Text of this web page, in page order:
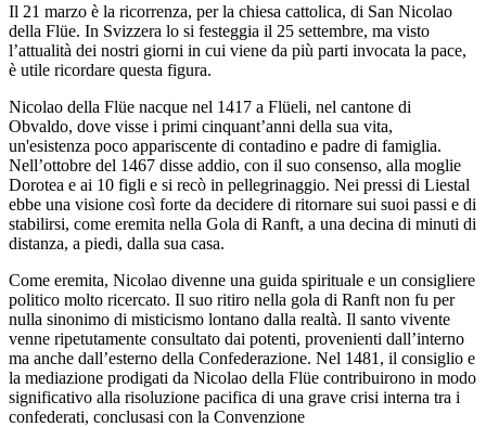
Il 21 marzo è la ricorrenza, per la chiesa cattolica, di San Nicolao
della Flüe. In Svizzera lo si festeggia il 25 settembre, ma visto
l’attualità dei nostri giorni in cui viene da più parti invocata la pace,
è utile ricordare questa figura.
Nicolao della Flüe nacque nel 1417 a Flüeli, nel cantone di
Obvaldo, dove visse i primi cinquant’anni della sua vita,
un'esistenza poco appariscente di contadino e padre di famiglia.
Nell’ottobre del 1467 disse addio, con il suo consenso, alla moglie
Dorotea e ai 10 figli e si recò in pellegrinaggio. Nei pressi di Liestal
ebbe una visione così forte da decidere di ritornare sui suoi passi e di
stabilirsi, come eremita nella Gola di Ranft, a una decina di minuti di
distanza, a piedi, dalla sua casa.
Come eremita, Nicolao divenne una guida spirituale e un consigliere
politico molto ricercato. Il suo ritiro nella gola di Ranft non fu per
nulla sinonimo di misticismo lontano dalla realtà. Il santo vivente
venne ripetutamente consultato dai potenti, provenienti dall’interno
ma anche dall’esterno della Confederazione. Nel 1481, il consiglio e
la mediazione prodigati da Nicolao della Flüe contribuirono in modo
significativo alla risoluzione pacifica di una grave crisi interna tra i
confederati, conclusasi con la Convenzione